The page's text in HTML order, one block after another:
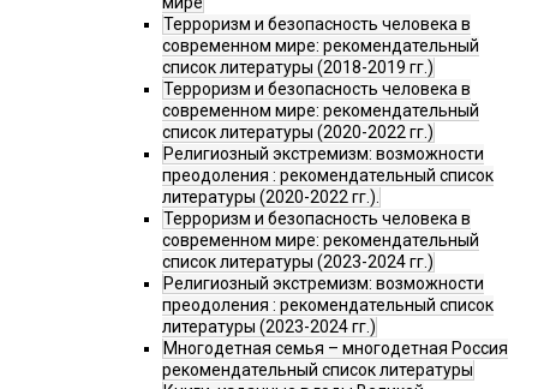
Терроризм и безопасность человека в
современном мире: рекомендательный
список литературы (2018-2019 гг.)
Терроризм и безопасность человека в
современном мире: рекомендательный
список литературы (2020-2022 гг.)
Религиозный экстремизм: возможности
преодоления : рекомендательный список
литературы (2020-2022 гг.).
Терроризм и безопасность человека в
современном мире: рекомендательный
список литературы (2023-2024 гг.)
Религиозный экстремизм: возможности
преодоления : рекомендательный список
литературы (2023-2024 гг.)
Многодетная семья – многодетная Россия
рекомендательный список литературы